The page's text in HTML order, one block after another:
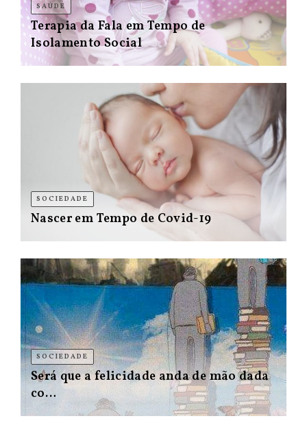
SAÚDE
Terapia da Fala em Tempo de
Isolamento Social
SOCIEDADE
Nascer em Tempo de Covid-19
SOCIEDADE
Será que a felicidade anda de mão dada
co…